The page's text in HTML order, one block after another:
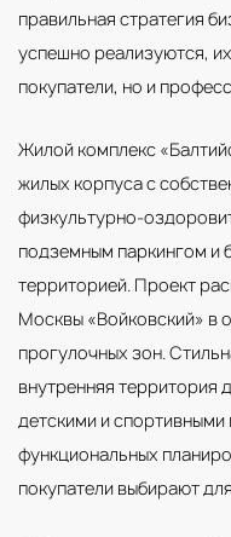
правильная стратегия
успешно реализуются,
покупатели, но и
Жилой комплекс
жилых корпуса с
физкультурно-
подземным паркингом и
территорией. Проект
Москвы «Войковский» в
прогулочных зон.
внутренняя территория
детскими и
функциональных
покупатели выбирают